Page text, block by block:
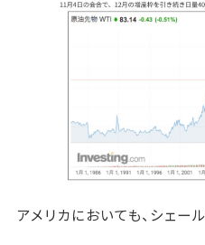
アメリカにおいても、シェー